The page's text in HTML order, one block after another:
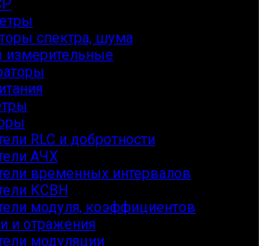
спектра, шума
измерительные
RLC и добротности
АЧХ
временных интервалов
КСВН
модуля, коэффициентов
и отражения
модуляции